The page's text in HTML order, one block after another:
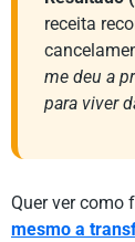
receita
me deu a
para viver
Quer ver como
mesmo a